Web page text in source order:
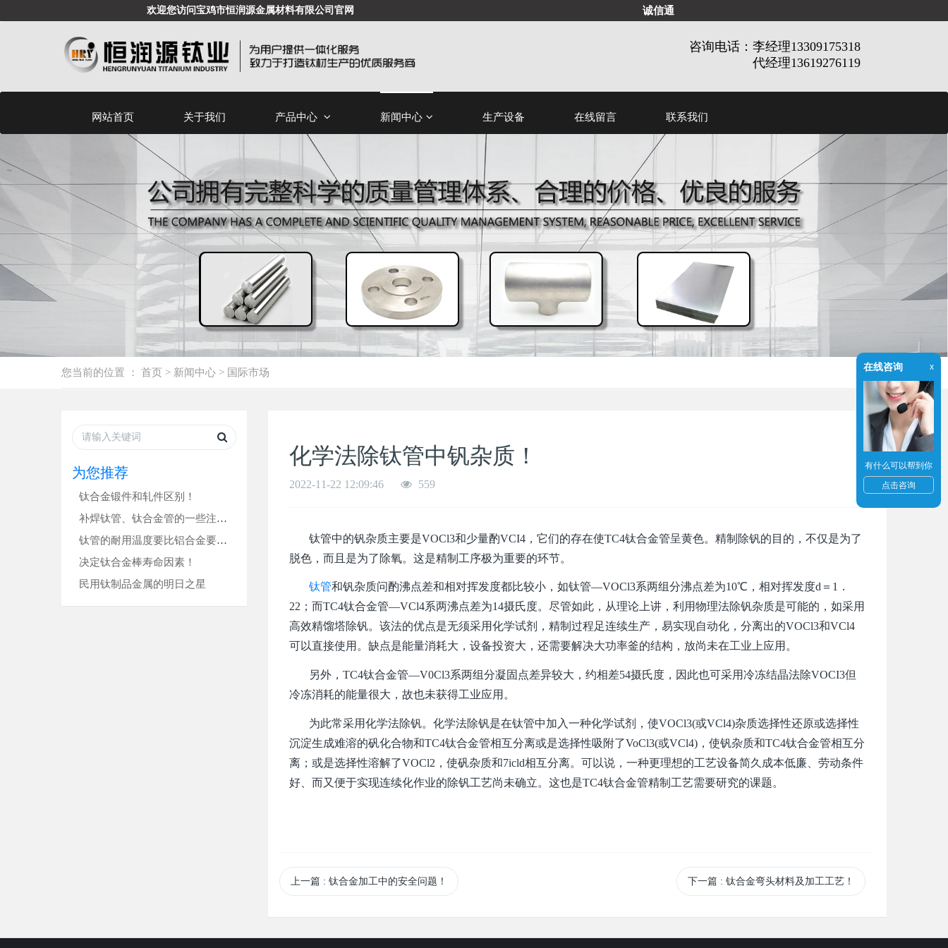
欢迎您访问宝鸡市恒润源金属材料有限公司官网 诚信通
咨询电话：李经理13309175318
代经理13619276119
网站首页 关于我们 产品中心 新闻中心 生产设备 在线留言 联系我们
您当前的位置 ： 首页 > 新闻中心 > 国际市场
为您推荐
钛合金锻件和轧件区别！
补焊钛管、钛合金管的一些注意事项！
钛管的耐用温度要比铝合金要高很多！
决定钛合金棒寿命因素！
民用钛制品金属的明日之星
化学法除钛管中钒杂质！
2022-11-22 12:09:46 559
钛管中的钒杂质主要是VOCl3和少量酌VCI4，它们的存在使TC4钛合金管呈黄色。精制除钒的目的，不仅是为了
脱色，而且是为了除氧。这是精制工序极为重要的环节。
钛管和钒杂质问酌沸点差和相对挥发度都比较小，如钛管—VOCl3系两组分沸点差为10℃，相对挥发度d＝1．
22；而TC4钛合金管—VCl4系两沸点差为14摄氏度。尽管如此，从理论上讲，利用物理法除钒杂质是可能的，如采用
高效精馏塔除钒。该法的优点是无须采用化学试剂，精制过程足连续生产，易实现自动化，分离出的VOCl3和VCl4
可以直接使用。缺点是能量消耗大，设备投资大，还需要解决大功率釜的结构，放尚未在工业上应用。
另外，TC4钛合金管—V0Cl3系两组分凝固点差异较大，约相差54摄氏度，因此也可采用冷冻结晶法除VOCI3但
冷冻消耗的能量很大，故也未获得工业应用。
为此常采用化学法除钒。化学法除钒是在钛管中加入一种化学试剂，使VOCl3(或VCl4)杂质选择性还原或选择性
沉淀生成难溶的矾化合物和TC4钛合金管相互分离或是选择性吸附了VoCl3(或VCl4)，使钒杂质和TC4钛合金管相互分
离；或是选择性溶解了VOCl2，使矾杂质和7icld相互分离。可以说，一种更理想的工艺设备简久成本低廉、劳动条件
好、而又便于实现连续化作业的除钒工艺尚未确立。这也是TC4钛合金管精制工艺需要研究的课题。
上一篇 : 钛合金加工中的安全问题！ 下一篇 : 钛合金弯头材料及加工工艺！
在线咨询 x
有什么可以帮到你
点击咨询